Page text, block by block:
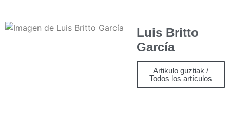
Luis Britto
García
Artikulo guztiak /
Todos los artículos